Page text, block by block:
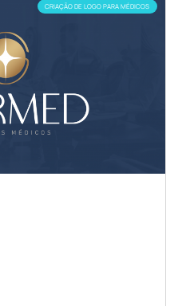
CRIAÇÃO DE LOGO PARA MÉDICOS